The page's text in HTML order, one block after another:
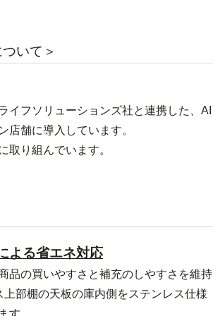
いて＞
イフソリューションズ社と連携した、AI
店舗に導入しています。
取り組んでいます。
よる省エネ対応
品の買いやすさと補充のしやすさを維持
部棚の天板の庫内側をステンレス仕様
す。